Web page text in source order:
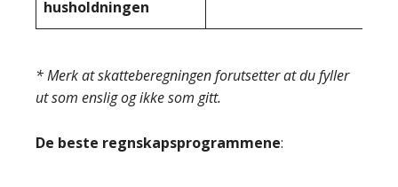
husholdningen
* Merk at skatteberegningen forutsetter at du fyller
ut som enslig og ikke som gitt.
De beste regnskapsprogrammene: